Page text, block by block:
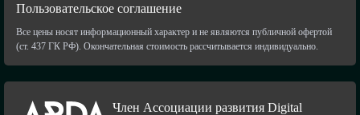
Пользовательское соглашение
Все цены носят информационный характер и не являются публичной офертой
(ст. 437 ГК РФ). Окончательная стоимость рассчитывается индивидуально.
Член Ассоциации развития Digital